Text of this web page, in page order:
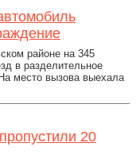
районе на 345
в разделительное
место вызова выехала
20